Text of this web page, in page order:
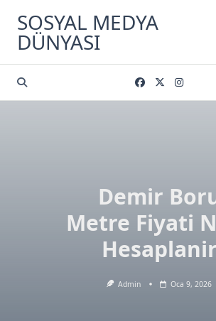
content
SOSYAL MEDYA
DÜNYASI
Demir
Metre Fiyati
Hesaplanir
Admin Oca 9, 2026